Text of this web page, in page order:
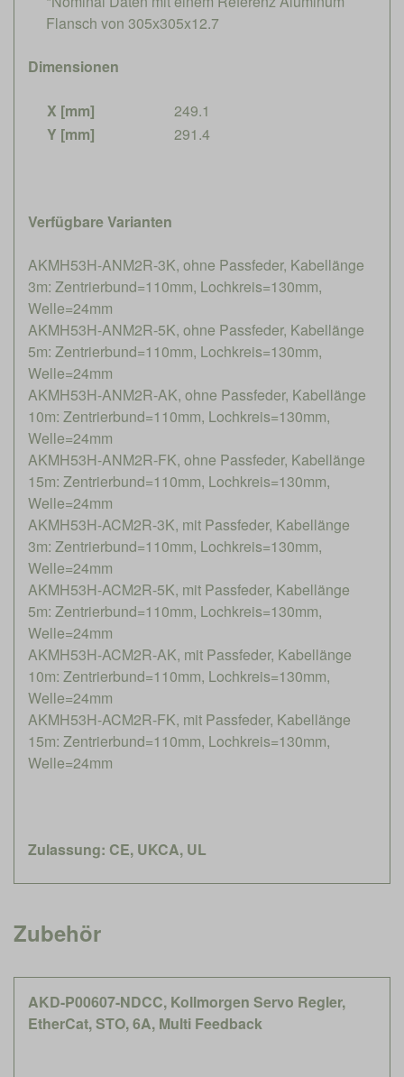
Flansch von 305x305x12.7
Dimensionen
X [mm]
249.1
Y [mm]
291.4
Verfügbare Varianten
AKMH53H-ANM2R-3K, ohne Passfeder, Kabellänge
3m: Zentrierbund=110mm, Lochkreis=130mm,
Welle=24mm
AKMH53H-ANM2R-5K, ohne Passfeder, Kabellänge
5m: Zentrierbund=110mm, Lochkreis=130mm,
Welle=24mm
AKMH53H-ANM2R-AK, ohne Passfeder, Kabellänge
10m: Zentrierbund=110mm, Lochkreis=130mm,
Welle=24mm
AKMH53H-ANM2R-FK, ohne Passfeder, Kabellänge
15m: Zentrierbund=110mm, Lochkreis=130mm,
Welle=24mm
AKMH53H-ACM2R-3K, mit Passfeder, Kabellänge
3m: Zentrierbund=110mm, Lochkreis=130mm,
Welle=24mm
AKMH53H-ACM2R-5K, mit Passfeder, Kabellänge
5m: Zentrierbund=110mm, Lochkreis=130mm,
Welle=24mm
AKMH53H-ACM2R-AK, mit Passfeder, Kabellänge
10m: Zentrierbund=110mm, Lochkreis=130mm,
Welle=24mm
AKMH53H-ACM2R-FK, mit Passfeder, Kabellänge
15m: Zentrierbund=110mm, Lochkreis=130mm,
Welle=24mm
Zulassung: CE, UKCA, UL
Zubehör
AKD-P00607-NDCC, Kollmorgen Servo Regler,
EtherCat, STO, 6A, Multi Feedback